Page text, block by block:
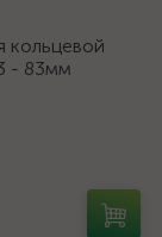
кольцевой
- 83мм